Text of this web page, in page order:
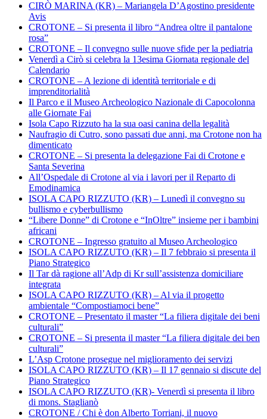
CIRÒ MARINA (KR) – Mariangela D’Agostino presidente
Avis
CROTONE – Si presenta il libro “Andrea oltre il pantalone
rosa”
CROTONE – Il convegno sulle nuove sfide per la pediatria
Venerdì a Cirò si celebra la 13esima Giornata regionale del
Calendario
CROTONE – A lezione di identità territoriale e di
imprenditorialità
Il Parco e il Museo Archeologico Nazionale di Capocolonna
alle Giornate Fai
Isola Capo Rizzuto ha la sua oasi canina della legalità
Naufragio di Cutro, sono passati due anni, ma Crotone non ha
dimenticato
CROTONE – Si presenta la delegazione Fai di Crotone e
Santa Severina
All’Ospedale di Crotone al via i lavori per il Reparto di
Emodinamica
ISOLA CAPO RIZZUTO (KR) – Lunedì il convegno su
bullismo e cyberbullismo
“Libere Donne” di Crotone e “InOltre” insieme per i bambini
africani
CROTONE – Ingresso gratuito al Museo Archeologico
ISOLA CAPO RIZZUTO (KR) – Il 7 febbraio si presenta il
Piano Strategico
Il Tar dà ragione all’Adp di Kr sull’assistenza domiciliare
integrata
ISOLA CAPO RIZZUTO (KR) – Al via il progetto
ambientale “Compostiamoci bene”
CROTONE – Presentato il master “La filiera digitale dei beni
culturali”
CROTONE – Si presenta il master “La filiera digitale dei ben
culturali”
L’Asp Crotone prosegue nel miglioramento dei servizi
ISOLA CAPO RIZZUTO (KR) – Il 17 gennaio si discute del
Piano Strategico
ISOLA CAPO RIZZUTO (KR)- Venerdì si presenta il libro
di mons. Staglianò
CROTONE / Chi è don Alberto Torriani, il nuovo